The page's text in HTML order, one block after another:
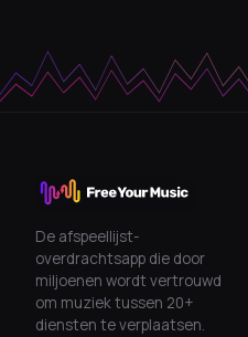
De afspeellijst-
overdrachtsapp die door
miljoenen wordt vertrouwd
om muziek tussen 20+
diensten te verplaatsen.